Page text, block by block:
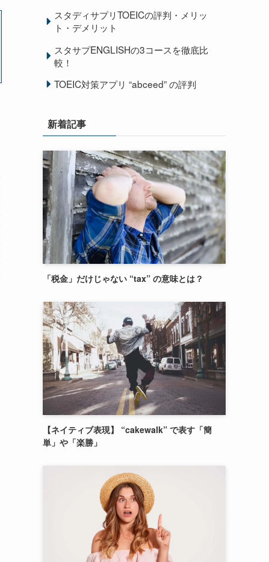
スタディサプリTOEICの評判・メリッ
ト・デメリット
スタサプENGLISHの3コースを徹底比
較！
TOEIC対策アプリ “abceed” の評判
新着記事
「税金」だけじゃない “tax” の意味とは？
【ネイティブ表現】 “cakewalk” で表す「簡
単」や「楽勝」